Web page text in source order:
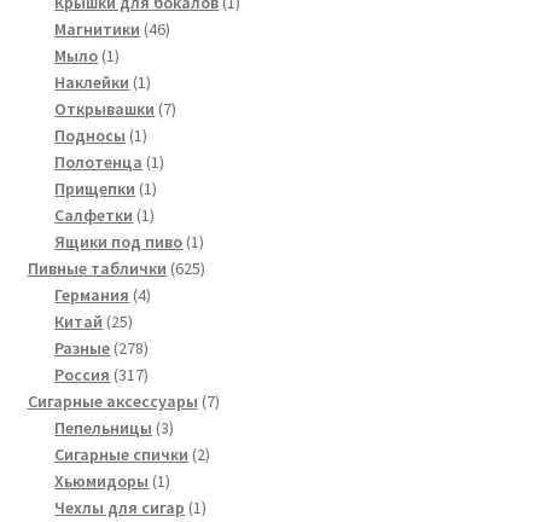
Магнитики 4646
Мыло 11
товар
Наклейки 11
товар
Открывашки 77
Подносы 11
товар
Полотенца 11
Прищепки 11
товар
Салфетки 11
товар
Ящики под пиво 11
товар
Пивные таблички 625625
Германия 44
Китай 2525
товаров
Разные 278278
товаров
Россия 317317
товаров
Сигарные аксессуары 77
Пепельницы 33
товара
Сигарные спички 22
Хьюмидоры 11
товар
Чехлы для сигар 11